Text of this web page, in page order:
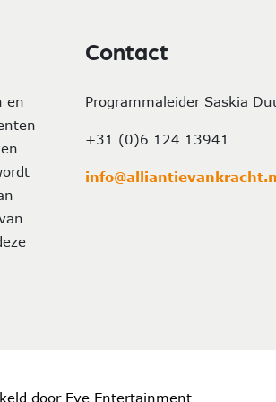
en
Contact
Programmaleider Saskia
+31 (0)6 124 13941
door Eye Entertainment